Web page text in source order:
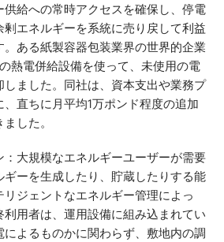
給への常時アクセスを確保し、停電
剰エネルギーを系統に売り戻して利益
。ある紙製容器包装業界の世界的企業
熱電併給設備を使って、未使用の電
ました。同社は、資本支出や業務プ
直ちに月平均1万ポンド程度の追加
した。
大規模なエネルギーユーザーが需要
ギーを生成したり、貯蔵したりする能
ジェントなエネルギー管理によっ
用者は、運用設備に組み込まれてい
によるものかに関わらず、敷地内の調